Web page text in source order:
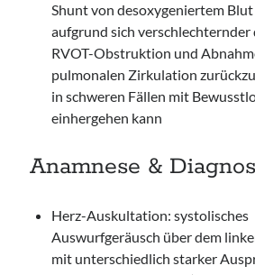
Shunt von desoxygeniertem
aufgrund sich verschlechternder
RVOT-Obstruktion und
pulmonalen Zirkulation
in schweren Fällen mit
einhergehen kann
Anamnese &
Herz-Auskultation: systolisches
Auswurfgeräusch über dem
mit unterschiedlich starker